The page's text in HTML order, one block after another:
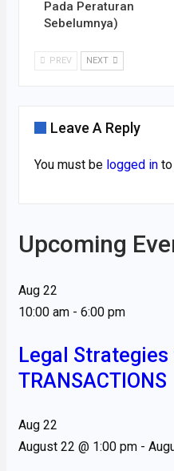
Pada Peraturan
Sebelumnya)
PREV NEXT
Leave A Reply
You must be logged in
Upcoming
Aug 22
10:00 am - 6:00 pm
Legal Strategies
TRANSACTIONS
Aug 22
August 22 @ 1:00 pm -